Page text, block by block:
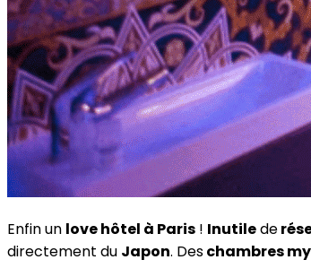
Enfin un love hôtel à Paris ! Inutilede
directement du Japon. Deschambres